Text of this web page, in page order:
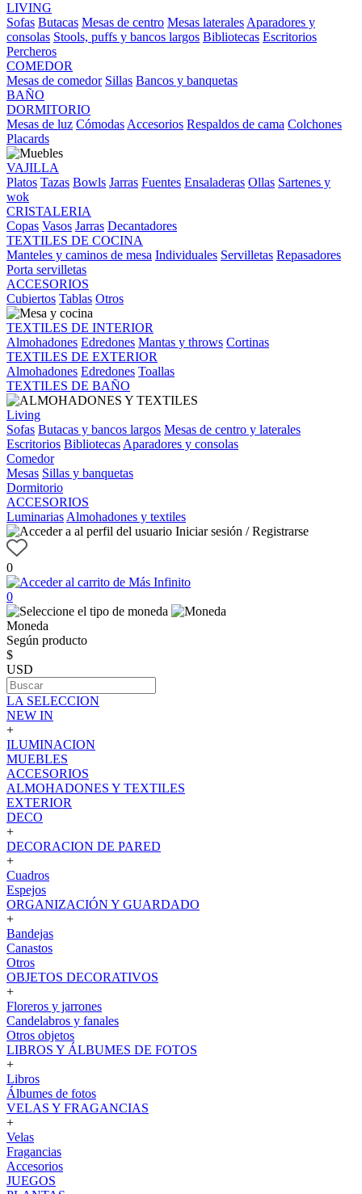
LIVING
Sofas Butacas Mesas de centro Mesas laterales Aparadores y
consolas Stools, puffs y bancos largos Bibliotecas Escritorios
Percheros
COMEDOR
Mesas de comedor Sillas Bancos y banquetas
BAÑO
DORMITORIO
Mesas de luz Cómodas Accesorios Respaldos de cama Colchones
Placards
VAJILLA
Platos Tazas Bowls Jarras Fuentes Ensaladeras Ollas Sartenes y
wok
CRISTALERIA
Copas Vasos Jarras Decantadores
TEXTILES DE COCINA
Manteles y caminos de mesa Individuales Servilletas Repasadores
Porta servilletas
ACCESORIOS
Cubiertos Tablas Otros
TEXTILES DE INTERIOR
Almohadones Edredones Mantas y throws Cortinas
TEXTILES DE EXTERIOR
Almohadones Edredones Toallas
TEXTILES DE BAÑO
Living
Sofas Butacas y bancos largos Mesas de centro y laterales
Escritorios Bibliotecas Aparadores y consolas
Comedor
Mesas Sillas y banquetas
Dormitorio
ACCESORIOS
Luminarias Almohadones y textiles
Iniciar sesión / Registrarse
0
0
Moneda
Según producto
$
USD
LA SELECCION
NEW IN
+
ILUMINACION
MUEBLES
ACCESORIOS
ALMOHADONES Y TEXTILES
EXTERIOR
DECO
+
DECORACION DE PARED
+
Cuadros
Espejos
ORGANIZACIÓN Y GUARDADO
+
Bandejas
Canastos
Otros
OBJETOS DECORATIVOS
+
Floreros y jarrones
Candelabros y fanales
Otros objetos
LIBROS Y ÁLBUMES DE FOTOS
+
Libros
Álbumes de fotos
VELAS Y FRAGANCIAS
+
Velas
Fragancias
Accesorios
JUEGOS